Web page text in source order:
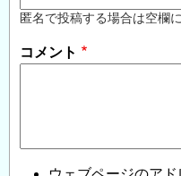
匿名で投稿する場合は空欄
コメント